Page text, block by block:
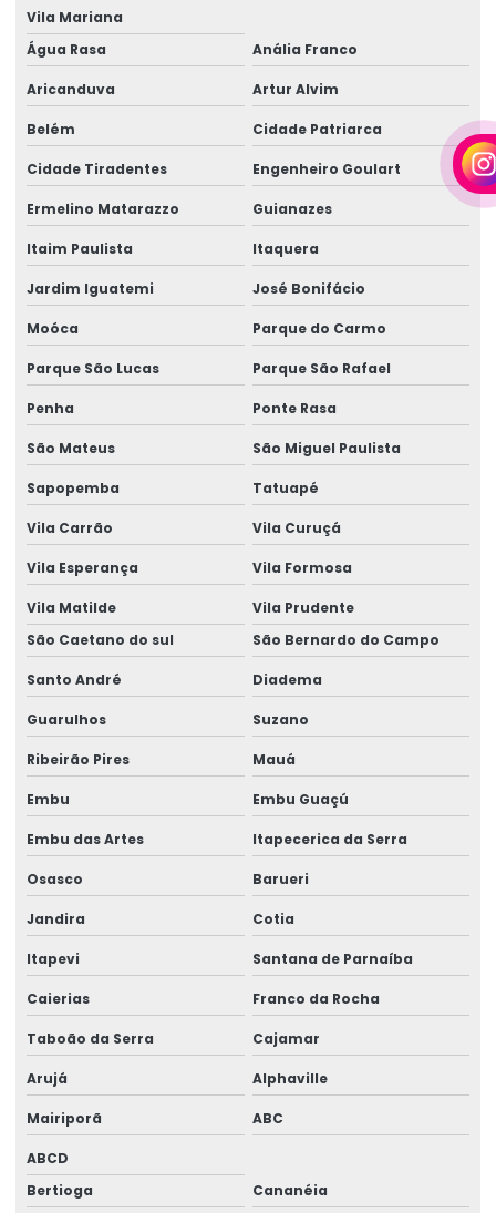
Empresa de gerador de energia em camaçari
Empresa de gerador para eventos
Empresa de gerador para eventos em camaçari
Empresa de geradores
Empresa de geradores em camaçari
Empresa de locação de geradores
Empresa de locação de geradores em camaçari
Fornecedor de gerador
Fornecedor de gerador de energia em camaçari
Fornecedores de geradores a diesel
Fornecedores de geradores a diesel em camaçari
Fornecedores de geradores elétricos
Gerador 100 kva
Gerador 100 kva aluguel preço
Gerador 100 kva diesel
Gerador 100 kva mwm
Gerador 100 kva trifásico
Gerador 100 kva valor
Gerador 100 kva a venda
Gerador 100kva valor
Gerador 110 kva
Gerador 120 kva
Gerador 120 kva diesel
Vila Mariana
Água Rasa
Anália Franco
Aricanduva Artur Alvim
Belém Cidade Patriarca
Cidade Tiradentes Engenheiro Goulart
Ermelino Matarazzo Guianazes
Itaim Paulista Itaquera
Jardim Iguatemi José Bonifácio
Moóca Parque do Carmo
Parque São Lucas Parque São Rafael
Penha Ponte Rasa
São Mateus São Miguel Paulista
Sapopemba Tatuapé
Vila Carrão Vila Curuçá
Vila Esperança Vila Formosa
Vila Matilde
Vila Prudente
São Caetano do sul
São Bernardo do Campo
Santo André Diadema
Guarulhos Suzano
Ribeirão Pires Mauá
Embu Embu Guaçú
Embu das Artes Itapecerica da Serra
Osasco Barueri
Jandira Cotia
Itapevi Santana de Parnaíba
Caierias Franco da Rocha
Taboão da Serra Cajamar
Arujá Alphaville
Mairiporã ABC
ABCD
Bertioga
Cananéia